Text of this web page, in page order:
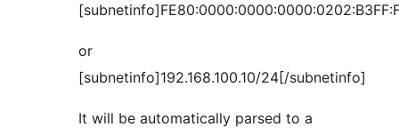
or
[subnetinfo]192.168.100.10/24[/subnetinfo]
It will be automatically parsed to a